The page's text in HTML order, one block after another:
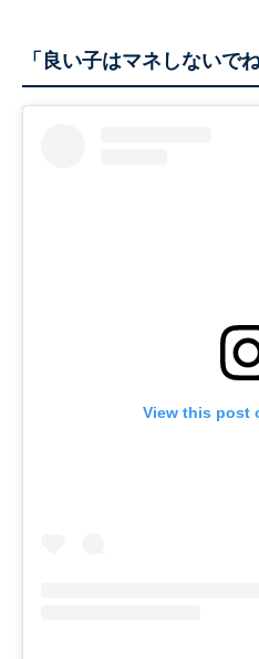
「良い子はマネしないでね
View this post